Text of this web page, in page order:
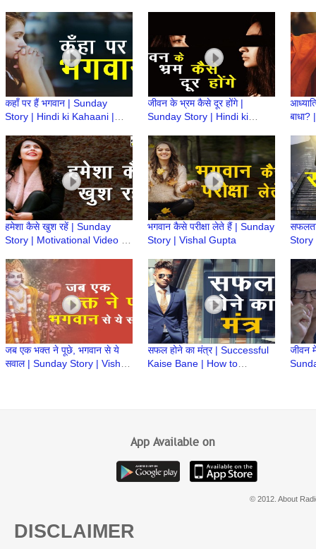
Gupta
कहाँ पर हैं भगवान | Sunday
Story | Hindi ki Kahaani |
Gupta
जीवन के भ्रम कैसे दूर होंगे |
Sunday Story | Hindi ki
Vishal Gupta
हमेशा कैसे खुश रहें | Sunday
Story | Motivational Video |
Gupta
भगवान कैसे परीक्षा लेते हैं | Sunday
Story | Vishal Gupta
जब एक भक्त ने पूछे, भगवान से ये
सवाल | Sunday Story | Vishal
सफल होने का मंत्र | Successful
Kaise Bane | How to
जीवन
App Available on
© 2012. About
DISCLAIMER